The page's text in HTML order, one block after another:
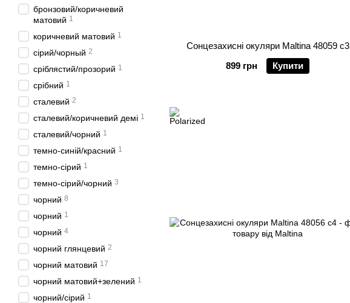
Сонцезахисні окуляри Maltina 48059 c3
899 грн
Купити
бронзовий/коричневий
матовий 1
коричневий матовий 1
сірий/чорный 2
сріблястий/прозорий 1
срібний 1
сталевий 2
сталевий/коричневий демі 1
сталевий/чорний 1
темно-синій/красний 1
темно-сірий 1
темно-сірий/чорний 3
чорний 8
чорний 1
чорний 4
чорний глянцевий 2
чорний матовий 17
чорний матовий+зелений 1
чорний/сірий 1